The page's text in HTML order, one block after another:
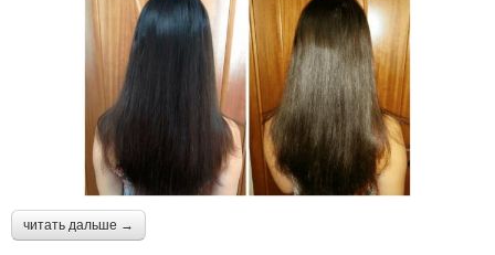
читать дальше →